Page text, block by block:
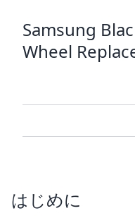
Samsung
Wheel
はじめに